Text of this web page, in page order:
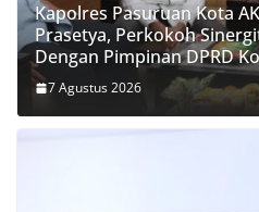
Kapolres Pasuruan Kota
Prasetya, Perkokoh
Dengan Pimpinan DPRD
7 Agustus 2026